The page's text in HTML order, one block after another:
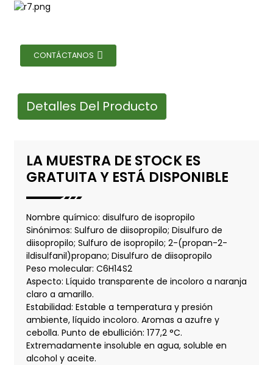
CONTÁCTANOS
Detalles Del Producto
LA MUESTRA DE STOCK ES
GRATUITA Y ESTÁ DISPONIBLE
Nombre químico: disulfuro de isopropilo
Sinónimos: Sulfuro de diisopropilo; Disulfuro de
diisopropilo; Sulfuro de isopropilo; 2-(propan-2-
ildisulfanil)propano; Disulfuro de diisopropilo
Peso molecular: C6H14S2
Aspecto: Líquido transparente de incoloro a naranja
claro a amarillo.
Estabilidad: Estable a temperatura y presión
ambiente, líquido incoloro. Aromas a azufre y
cebolla. Punto de ebullición: 177,2 °C.
Extremadamente insoluble en agua, soluble en
alcohol y aceite.